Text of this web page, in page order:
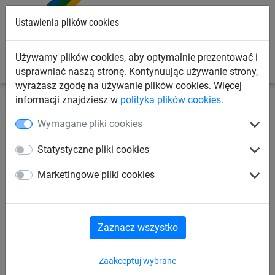
Ustawienia plików cookies
Używamy plików cookies, aby optymalnie prezentować i
usprawniać naszą stronę. Kontynuując używanie strony,
wyrażasz zgodę na używanie plików cookies. Więcej
informacji znajdziesz w polityka plików cookies.
Wymagane pliki cookies
Statystyczne pliki cookies
Marketingowe pliki cookies
Zaakceptuj wybrane
Zaznacz wszystko
plażowy
Badminton plażowy